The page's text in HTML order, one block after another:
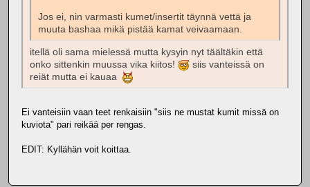
Jos ei, nin varmasti kumet/insertit täynnä vettä ja
muuta bashaa mikä pistää kamat veivaamaan.
itellä oli sama mielessä mutta kysyin nyt täältäkin että
onko sittenkin muussa vika kiitos!
siis vanteissä on
reiät mutta ei kauaa
Ei vanteisiin vaan teet renkaisiin "siis ne mustat kumit missä on
kuviota" pari reikää per rengas.
EDIT: Kyllähän voit koittaa.